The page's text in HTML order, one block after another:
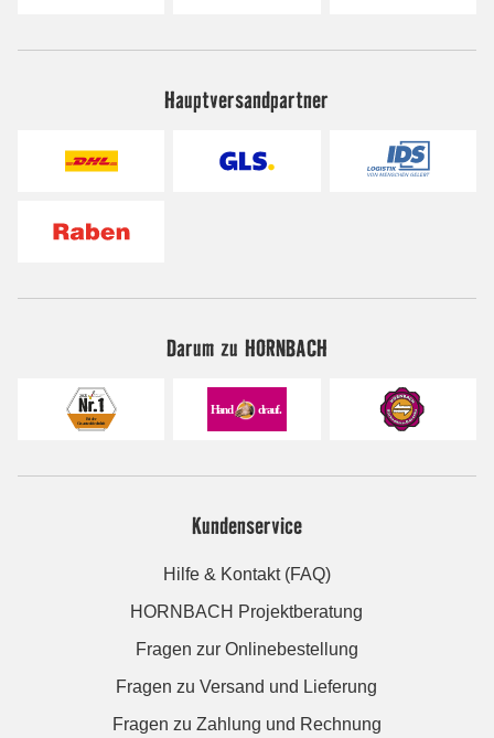
Hauptversandpartner
Darum zu HORNBACH
Kundenservice
Hilfe & Kontakt (FAQ)
HORNBACH Projektberatung
Fragen zur Onlinebestellung
Fragen zu Versand und Lieferung
Fragen zu Zahlung und Rechnung